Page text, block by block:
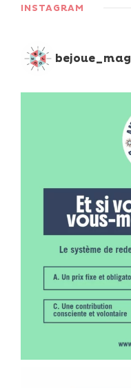
INSTAGRAM
bejoue_mag